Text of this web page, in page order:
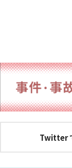
Twitter